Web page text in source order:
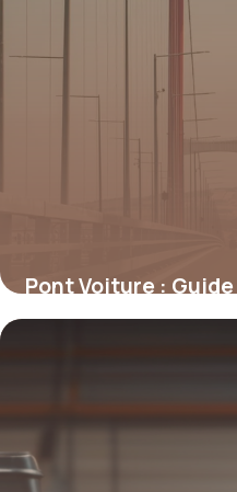
Pont Voiture :
18 mai 2026